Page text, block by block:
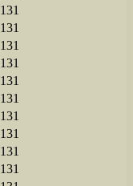
131
131
131
131
131
131
131
131
131
131